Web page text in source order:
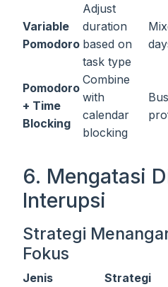
Variable
Pomodoro
Adjust
duration
based on
task type
Pomodoro
+ Time
Blocking
Combine
with
calendar
blocking
6. Mengatasi
Interupsi
Strategi
Fokus
Jenis
Strategi